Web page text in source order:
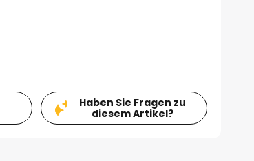
Haben Sie Fragen zu
diesem Artikel?